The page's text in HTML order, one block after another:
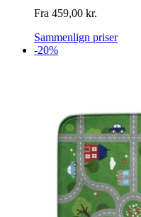
Fra 459,00 kr.
Sammenlign priser
-20%